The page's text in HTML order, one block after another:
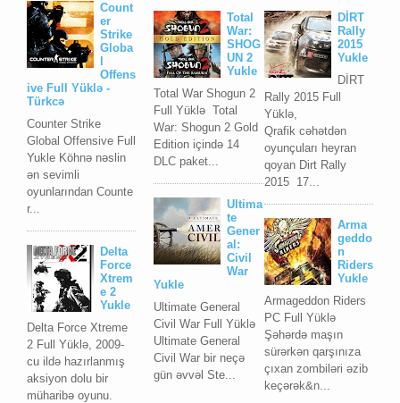
Count
er
Strike
Globa
Offens
ive Full Yüklə -
Türkcə
Counter Strike
Global Offensive Full
Yukle Köhnə nəslin
ən sevimli
oyunlarından Counte
r...
Delta
Force
Xtrem
e 2
Yukle
Delta Force Xtreme
2 Full Yüklə, 2009-
cu ildə hazırlanmış
aksiyon dolu bir
müharibə oyunu.
DİRT
Rally
2015
Yukle
DİRT
Rally 2015 Full
Yüklə,
Qrafik cəhətdən
oyunçuları heyran
qoyan Dirt Rally
2015 17...
Arma
geddo
n
Riders
Yukle
Armageddon Riders
PC Full Yüklə
Şəhərdə maşın
sürərkən qarşınıza
çıxan zombiləri əzib
keçərək&n...
Total
War:
SHOG
UN 2
Yukle
Total War Shogun 2
Full Yüklə Total
War: Shogun 2 Gold
Edition içində 14
DLC paket...
Ultima
te
Gener
al:
Civil
War
Yukle
Ultimate General
Civil War Full Yüklə
Ultimate General
Civil War bir neçə
gün əvvəl Ste...